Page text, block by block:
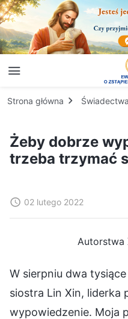
Strona główna Świadectwa
Żeby dobrze
trzeba trzymać
02 lutego 2022
Autorstwa
W sierpniu dwa
siostra Lin Xin, liderka
wypowiedzenie. Moja